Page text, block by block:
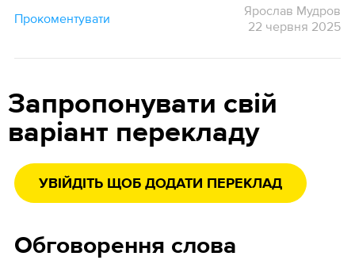
Прокоментувати
Ярослав Мудров
22 червня 2025
Запропонувати свій
варіант перекладу
УВІЙДІТЬ ЩОБ ДОДАТИ ПЕРЕКЛАД
Обговорення слова